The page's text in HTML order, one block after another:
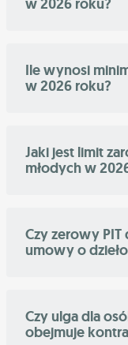
w 2026 roku?
Ile wynosi
w 2026 roku?
Jaki jest limit
młodych w
Czy zerowy
umowy o
Czy ulga dla
obejmuje